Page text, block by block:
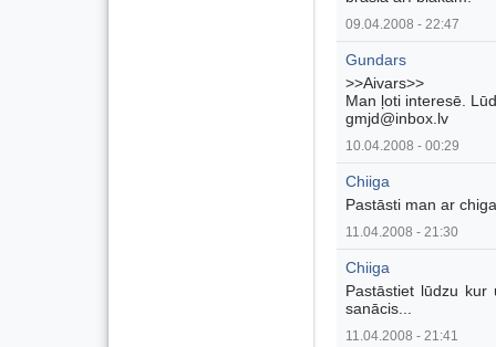
09.04.2008 - 22:47
Gundars
>>Aivars>>
Man ļoti interesē.
gmjd@inbox.lv
10.04.2008 - 00:29
Chiiga
Pastāsti man ar
11.04.2008 - 21:30
Chiiga
Pastāstiet lūdzu
sanācis...
11.04.2008 - 21:41